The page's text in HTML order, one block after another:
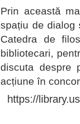
Prin această
spațiu de dialog
Catedra de
bibliotecari,
discuta despre
acțiune în
https://